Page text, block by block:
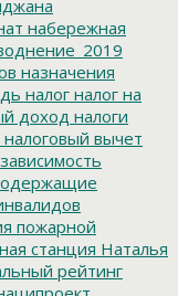
набережная
назначения
налог налог на
доход налоги
налоговый вычет
пожарной
станция Наталья
рейтинг